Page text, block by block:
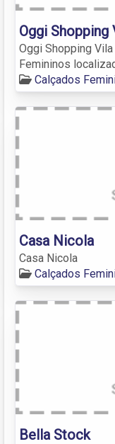
Oggi Shopping
Oggi Shopping
Femininos
Calçados
Casa Nicola
Casa Nicola
Calçados
Bella Stock